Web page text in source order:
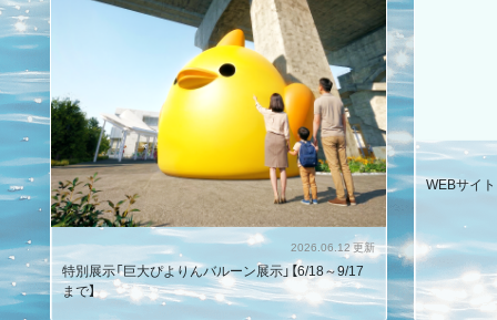
2026.06.12 更新
特別展示「巨大ぴよりんバルーン展示」【6/18～9/17
まで】
WEBサイ